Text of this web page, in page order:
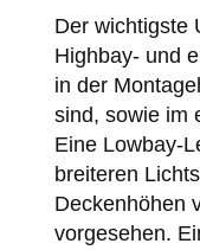
Der wichtigste
Highbay- und
in der
sind, sowie im
Eine Lowbay-
breiteren
Deckenhöhen
vorgesehen.